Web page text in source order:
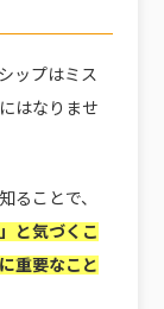
ップはミス
はなりませ
ることで、
と気づくこ
重要なこと